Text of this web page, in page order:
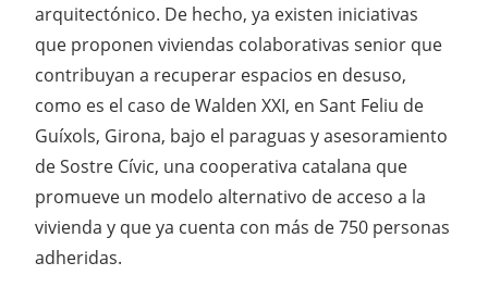
arquitectónico. De hecho, ya existen iniciativas
que proponen viviendas colaborativas senior que
contribuyan a recuperar espacios en desuso,
como es el caso de Walden XXI, en Sant Feliu de
Guíxols, Girona, bajo el paraguas y asesoramiento
de Sostre Cívic, una cooperativa catalana que
promueve un modelo alternativo de acceso a la
vivienda y que ya cuenta con más de 750 personas
adheridas.